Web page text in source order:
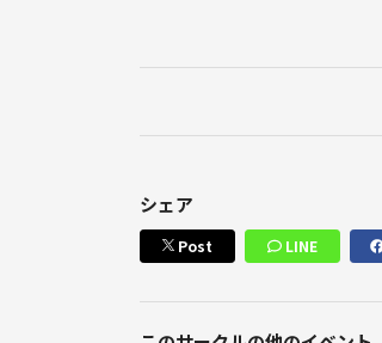
シェア
Post LINE